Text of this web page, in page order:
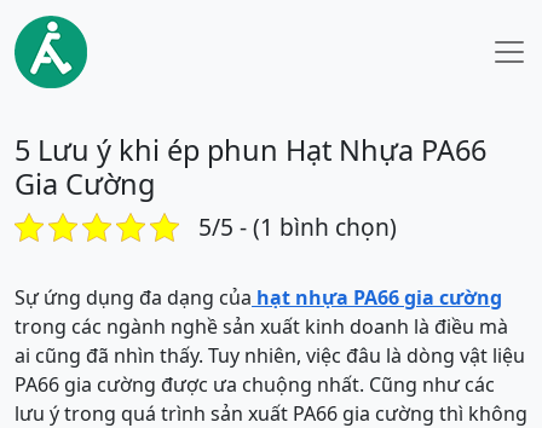
5 Lưu ý khi ép phun Hạt Nhựa PA66
Gia Cường
5/5 - (1 bình chọn)
Sự ứng dụng đa dạng của hạt nhựa PA66 gia cường
trong các ngành nghề sản xuất kinh doanh là điều mà
ai cũng đã nhìn thấy. Tuy nhiên, việc đâu là dòng vật liệu
PA66 gia cường được ưa chuộng nhất. Cũng như các
lưu ý trong quá trình sản xuất PA66 gia cường thì không